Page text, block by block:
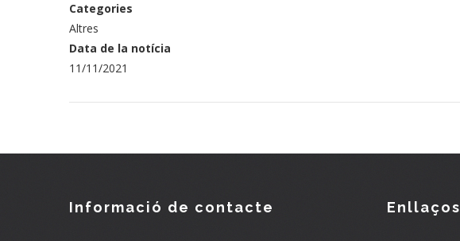
Categories
Altres
Data de la notícia
11/11/2021
Informació de contacte Enllaços